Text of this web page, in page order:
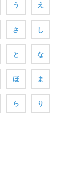
う え
さ し
と な
ほ ま
ら り